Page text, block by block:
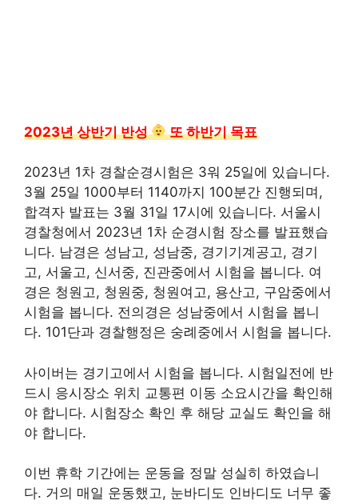
2023년 상반기 반성 또 하반기 목표
2023년 1차 경찰순경시험은 3워 25일에 있습니다.
3월 25일 1000부터 1140까지 100분간 진행되며,
합격자 발표는 3월 31일 17시에 있습니다. 서울시
경찰청에서 2023년 1차 순경시험 장소를 발표했습
니다. 남경은 성남고, 성남중, 경기기계공고, 경기
고, 서울고, 신서중, 진관중에서 시험을 봅니다. 여
경은 청원고, 청원중, 청원여고, 용산고, 구암중에서
시험을 봅니다. 전의경은 성남중에서 시험을 봅니
다. 101단과 경찰행정은 숭례중에서 시험을 봅니다.
사이버는 경기고에서 시험을 봅니다. 시험일전에 반
드시 응시장소 위치 교통편 이동 소요시간을 확인해
야 합니다. 시험장소 확인 후 해당 교실도 확인을 해
야 합니다.
이번 휴학 기간에는 운동을 정말 성실히 하였습니
다. 거의 매일 운동했고, 눈바디도 인바디도 너무 좋